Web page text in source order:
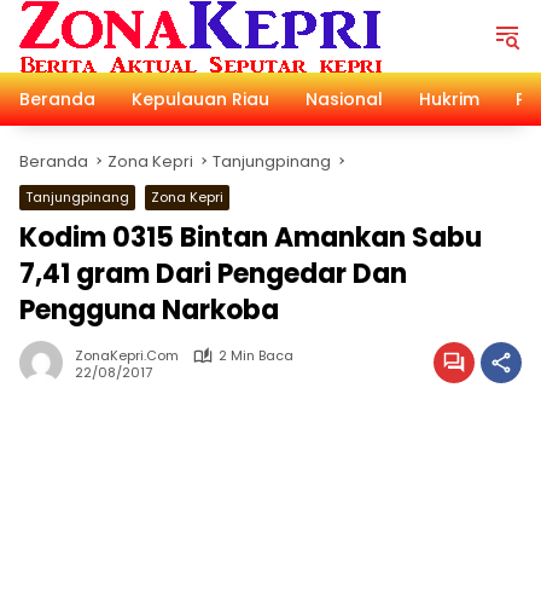
Langsung
konten
Beranda
Kepulauan Riau Nasional Hukrim
Beranda Zona Kepri Tanjungpinang
Tanjungpinang Zona Kepri
Kodim 0315 Bintan Amankan Sabu
7,41 gram Dari Pengedar Dan
Pengguna Narkoba
ZonaKepri.com
2 Min Baca
22/08/2017